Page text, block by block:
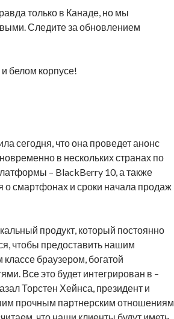
только в Канаде, но мы
Следите за обновлением
белом корпусе!
сегодня, что она проведет анонс
в нескольких странах по
– BlackBerry 10, а также
смартфонах и сроки начала продаж
продукт, который постоянно
чтобы предоставить нашим
браузером, богатой
Все это будет интегрирован в –
Торстен Хейнса, президент и
прочным партнерским отношениям